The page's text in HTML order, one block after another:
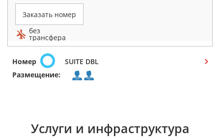
Заказать номер
без
трансфера
Номер
SUITE DBL
Размещение:
Услуги и инфраструктура